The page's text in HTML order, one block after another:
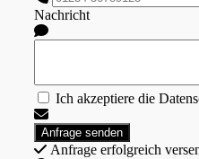
Nachricht
Ich akzeptiere die
Anfrage erfolgreich